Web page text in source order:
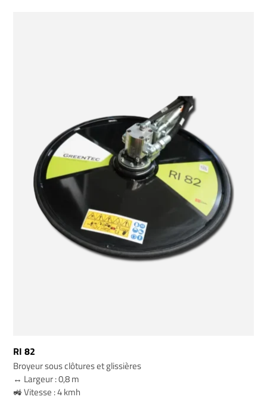
RI 82
Broyeur sous clôtures et glissières
↔️ Largeur : 0,8 m
🚜 Vitesse : 4 kmh